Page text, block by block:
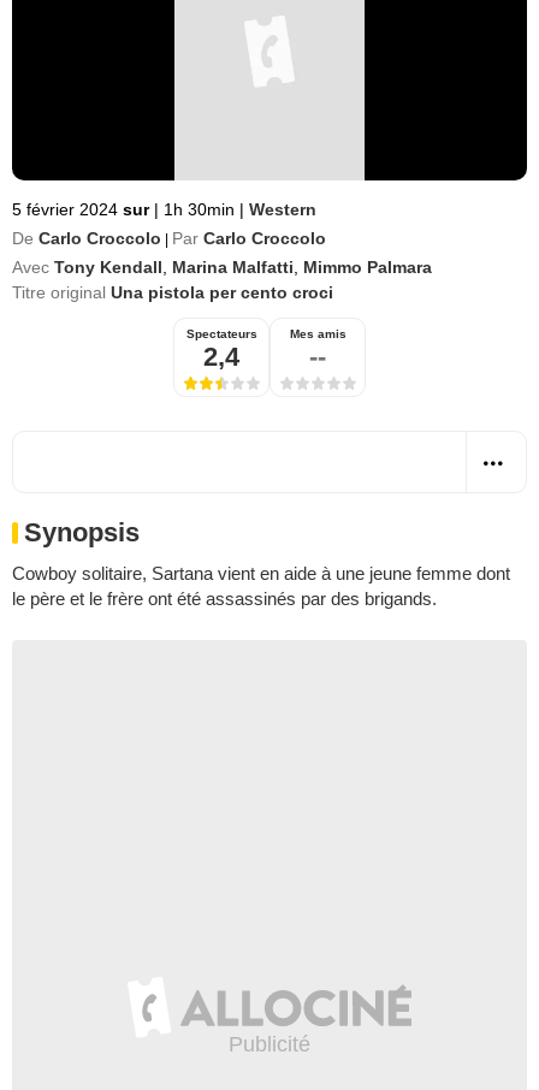
5 février 2024 sur | 1h 30min | Western
De Carlo Croccolo Par Carlo Croccolo
Avec Tony Kendall Marina Malfatti
Mimmo Palmara
Titre original Una pistola per cento croci
Spectateurs
2,4
Mes amis
--
Synopsis
Cowboy solitaire, Sartana vient en aide à une jeune femme dont
le père et le frère ont été assassinés par des brigands.